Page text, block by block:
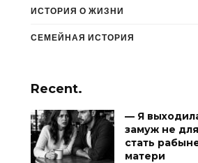
ИСТОРИЯ О ЖИЗНИ
СЕМЕЙНАЯ ИСТОРИЯ
Recent.
— Я
замуж не
стать
матери